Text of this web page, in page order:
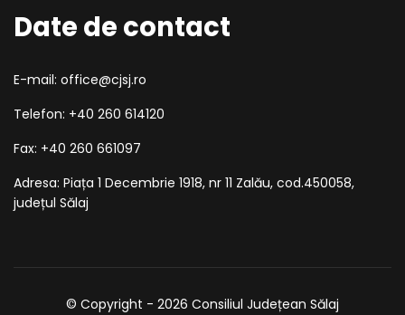
Date de contact
E-mail: office@cjsj.ro
Telefon: +40 260 614120
Fax: +40 260 661097
Adresa: Piața 1 Decembrie 1918, nr 11 Zalău, cod.450058,
județul Sălaj
© Copyright - 2026 Consiliul Județean Sălaj